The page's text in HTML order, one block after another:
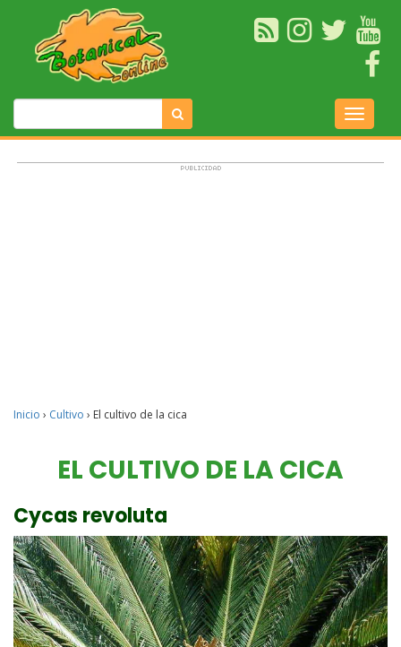
Inicio › Cultivo › El cultivo de la cica
EL CULTIVO DE LA CICA
Cycas revoluta